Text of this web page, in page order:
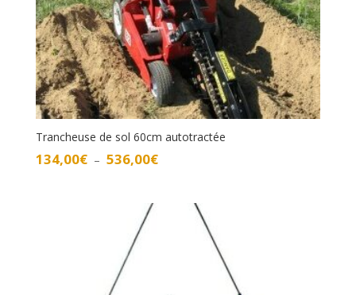
Trancheuse de sol 60cm autotractée
134,00€ – 536,00€Plage
134,00€